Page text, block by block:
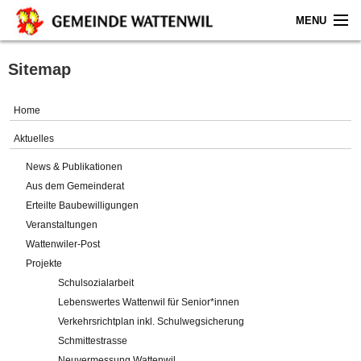
MENU
Home
Gemeinde
Verwaltung
Online-Service
Impressum
Sitemap
Home
Aktuelles
News & Publikationen
Aus dem Gemeinderat
Erteilte Baubewilligungen
Veranstaltungen
Wattenwiler-Post
Projekte
Schulsozialarbeit
Lebenswertes Wattenwil für Senior*innen
Verkehrsrichtplan inkl. Schulwegsicherung
Schmittestrasse